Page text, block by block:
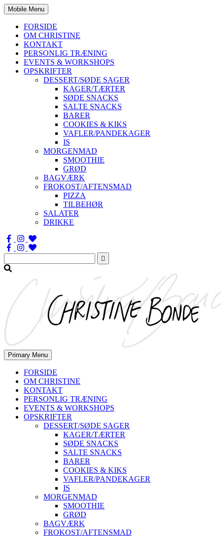
Mobile Menu
FORSIDE
OM CHRISTINE
KONTAKT
PERSONLIG TRÆNING
EVENTS & WORKSHOPS
OPSKRIFTER
DESSERT/SØDE SAGER
KAGER/TÆRTER
SØDE SNACKS
SALTE SNACKS
BARER
COOKIES & KIKS
VAFLER/PANDEKAGER
IS
MORGENMAD
SMOOTHIE
GRØD
BAGVÆRK
FROKOST/AFTENSMAD
PIZZA
TILBEHØR
SALATER
DRIKKE
Søg
efter:
Primary Menu
FORSIDE
OM CHRISTINE
KONTAKT
PERSONLIG TRÆNING
EVENTS & WORKSHOPS
OPSKRIFTER
DESSERT/SØDE SAGER
KAGER/TÆRTER
SØDE SNACKS
SALTE SNACKS
BARER
COOKIES & KIKS
VAFLER/PANDEKAGER
IS
MORGENMAD
SMOOTHIE
GRØD
BAGVÆRK
FROKOST/AFTENSMAD